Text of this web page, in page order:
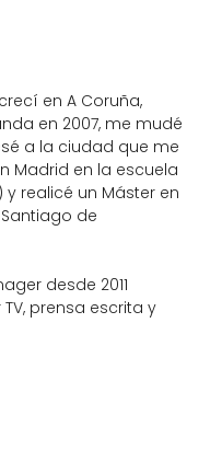
en A Coruña,
en 2007, me mudé
a la ciudad que me
Madrid en la escuela
y realicé un Máster en
de
desde 2011
prensa escrita y